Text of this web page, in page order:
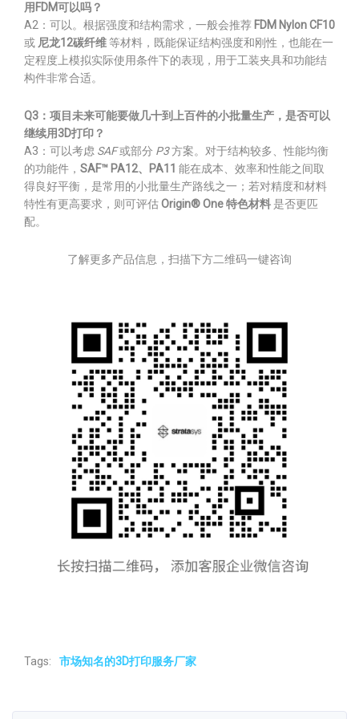
用FDM可以吗？
A2：可以。根据强度和结构需求，一般会推荐 FDM Nylon CF10
或 尼龙12碳纤维等材料，既能保证结构强度和刚性，也能在一
定程度上模拟实际使用条件下的表现，用于工装夹具和功能结
构件非常合适。
Q3：项目未来可能要做几十到上百件的小批量生产，是否可以
继续用3D打印？
A3：可以考虑 SAF或部分 P3方案。对于结构较多、性能均衡
的功能件， SAF™ PA12、PA11 能在成本、效率和性能之间取
得良好平衡，是常用的小批量生产路线之一；若对精度和材料
特性有更高要求，则可评估Origin® One 特色材料 是否更匹
配。
了解更多产品信息，扫描下方二维码一键咨询
Tags: 市场知名的3D打印服务厂家